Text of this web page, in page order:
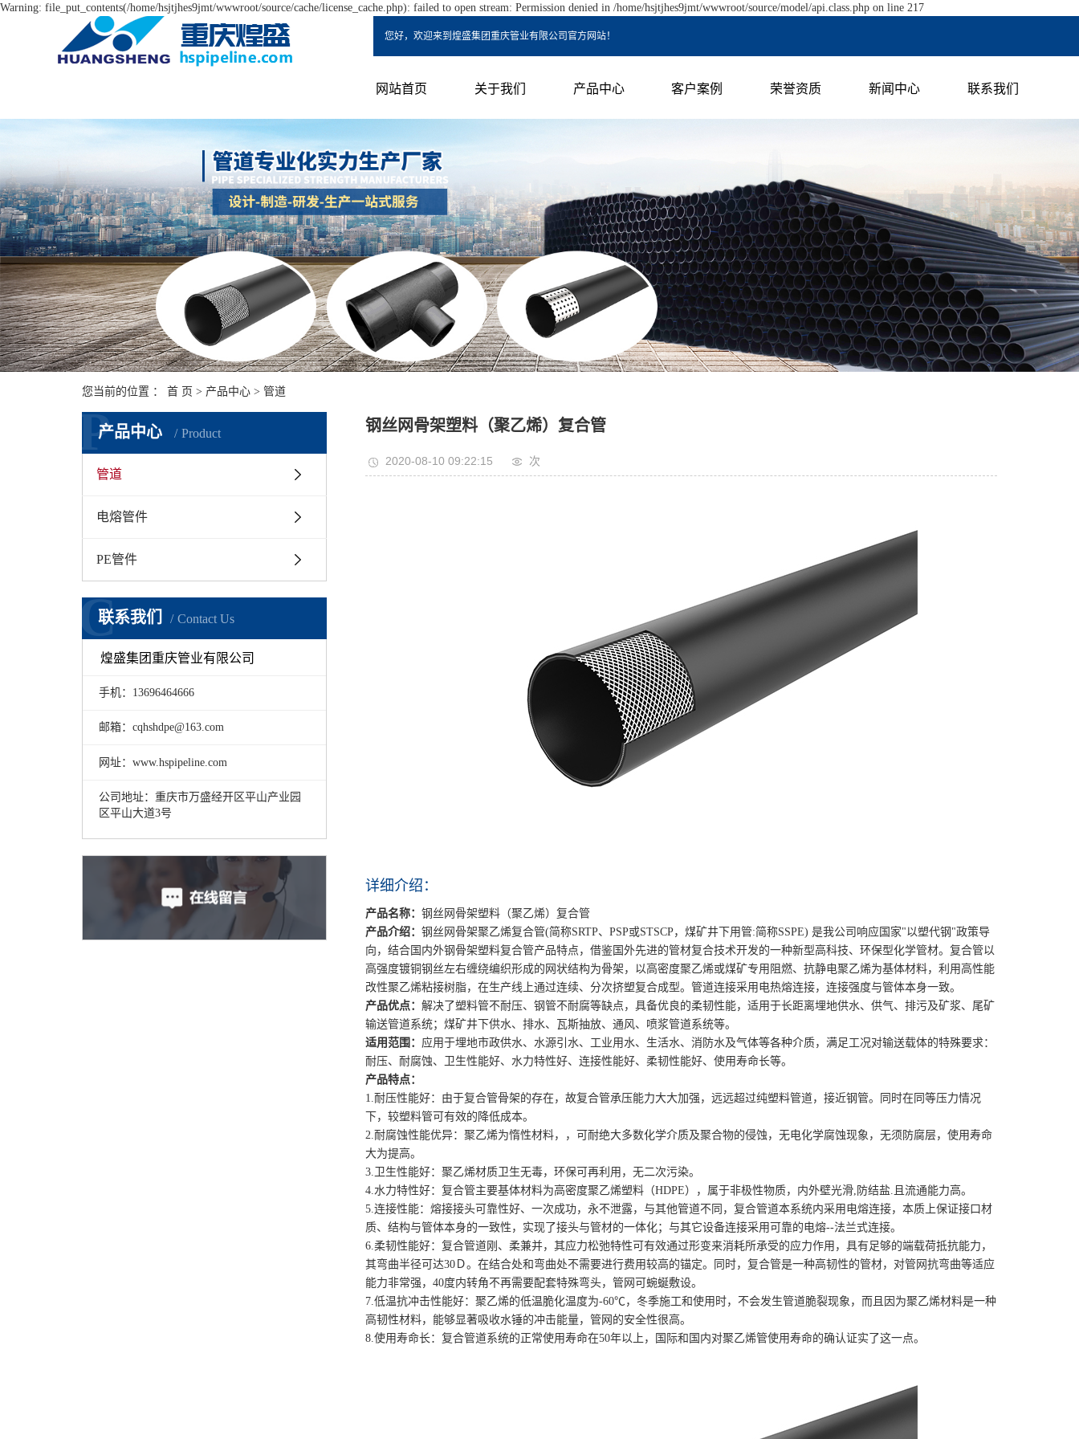
Warning: file_put_contents(/home/hsjtjhes9jmt/wwwroot/source/cache/license_cache.php): failed to open stream: Permission denied in /home/hsjtjhes9jmt/wwwroot/source/model/api.class.php on line 217
您好，欢迎来到煌盛集团重庆管业有限公司官方网站！
网站首页 关于我们 产品中心 客户案例 荣誉资质 新闻中心 联系我们
您当前的位置 ： 首 页 > 产品中心 > 管道
产品中心 Product
P
管道
电熔管件
PE管件
联系我们 Contact Us
C
煌盛集团重庆管业有限公司
手机： 13696464666
邮箱：cqhshdpe@163.com
网址：www.hspipeline.com
公司地址：重庆市万盛经开区平山产业园
区平山大道3号
钢丝网骨架塑料（聚乙烯）复合管
2020-08-10 09:22:15 次
详细介绍：
产品名称： 钢丝网骨架塑料（聚乙烯）复合管
产品介绍： 钢丝网骨架聚乙烯复合管(简称SRTP、PSP或STSCP，煤矿井下用管:简称SSPE) 是我公司响应国家"以塑代钢"政策导
向，结合国内外钢骨架塑料复合管产品特点，借鉴国外先进的管材复合技术开发的一种新型高科技、环保型化学管材。复合管以
高强度镀铜钢丝左右缠绕编织形成的网状结构为骨架，以高密度聚乙烯或煤矿专用阻燃、抗静电聚乙烯为基体材料，利用高性能
改性聚乙烯粘接树脂，在生产线上通过连续、分次挤塑复合成型。管道连接采用电热熔连接，连接强度与管体本身一致。
产品优点： 解决了塑料管不耐压、钢管不耐腐等缺点，具备优良的柔韧性能，适用于长距离埋地供水、供气、排污及矿浆、尾矿
输送管道系统；煤矿井下供水、排水、瓦斯抽放、通风、喷浆管道系统等。
适用范围： 应用于埋地市政供水、水源引水、工业用水、生活水、消防水及气体等各种介质，满足工况对输送载体的特殊要求：
耐压、耐腐蚀、卫生性能好、水力特性好、连接性能好、柔韧性能好、使用寿命长等。
产品特点：
1.耐压性能好：由于复合管骨架的存在，故复合管承压能力大大加强，远远超过纯塑料管道，接近钢管。同时在同等压力情况
下，较塑料管可有效的降低成本。
2.耐腐蚀性能优异：聚乙烯为惰性材料，，可耐绝大多数化学介质及聚合物的侵蚀，无电化学腐蚀现象，无须防腐层，使用寿命
大为提高。
3.卫生性能好：聚乙烯材质卫生无毒，环保可再利用，无二次污染。
4.水力特性好：复合管主要基体材料为高密度聚乙烯塑料（HDPE），属于非极性物质，内外壁光滑,防结盐.且流通能力高。
5.连接性能：熔接接头可靠性好、一次成功，永不泄露，与其他管道不同，复合管道本系统内采用电熔连接，本质上保证接口材
质、结构与管体本身的一致性，实现了接头与管材的一体化；与其它设备连接采用可靠的电熔--法兰式连接。
6.柔韧性能好：复合管道刚、柔兼并，其应力松弛特性可有效通过形变来消耗所承受的应力作用，具有足够的端载荷抵抗能力，
其弯曲半径可达30Ｄ。在结合处和弯曲处不需要进行费用较高的锚定。同时，复合管是一种高韧性的管材，对管网抗弯曲等适应
能力非常强，40度内转角不再需要配套特殊弯头，管网可蜿蜒敷设。
7.低温抗冲击性能好：聚乙烯的低温脆化温度为-60℃，冬季施工和使用时，不会发生管道脆裂现象，而且因为聚乙烯材料是一种
高韧性材料，能够显著吸收水锤的冲击能量，管网的安全性很高。
8.使用寿命长：复合管道系统的正常使用寿命在50年以上，国际和国内对聚乙烯管使用寿命的确认证实了这一点。